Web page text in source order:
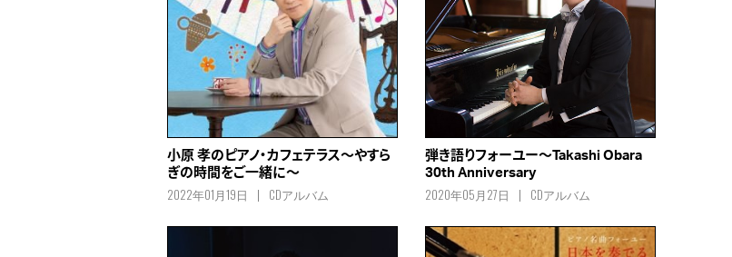
小原 孝のピアノ・カフェテラス～やすら
ぎの時間をご一緒に～
2022年01月19日 CDアルバム
弾き語りフォーユー～Takashi Obara
30th Anniversary
2020年05月27日 CDアルバム